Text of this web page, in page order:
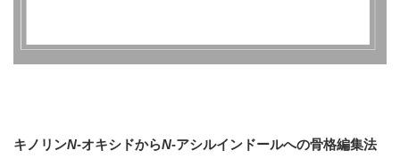
キノリンN-オキシドからN-アシルインドールへの骨格編集法